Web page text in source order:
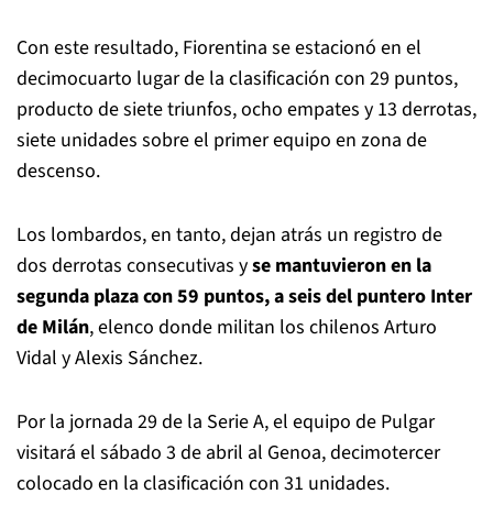
Con este resultado, Fiorentina se estacionó en el
decimocuarto lugar de la clasificación con 29 puntos,
producto de siete triunfos, ocho empates y 13 derrotas,
siete unidades sobre el primer equipo en zona de
descenso.
Los lombardos, en tanto, dejan atrás un registro de
dos derrotas consecutivas yse mantuvieron en la
segunda plaza con 59 puntos, a seis del puntero Inter
de Milán, elenco donde militan los chilenos Arturo
Vidal y Alexis Sánchez.
Por la jornada 29 de la Serie A, el equipo de Pulgar
visitará el sábado 3 de abril al Genoa, decimotercer
colocado en la clasificación con 31 unidades.